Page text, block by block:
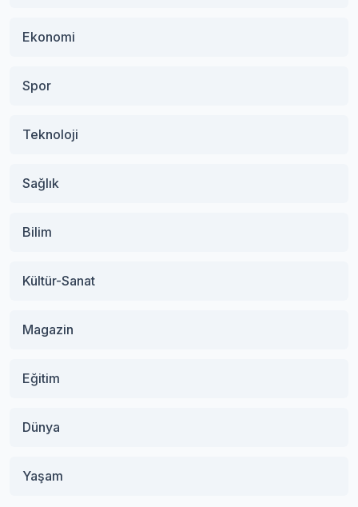
Ekonomi
Spor
Teknoloji
Sağlık
Bilim
Kültür-Sanat
Magazin
Eğitim
Dünya
Yaşam